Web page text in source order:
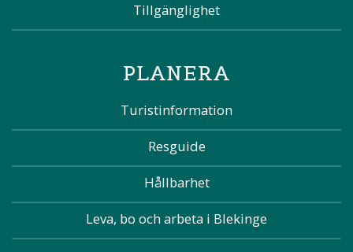
Tillgänglighet
PLANERA
Turistinformation
Resguide
Hållbarhet
Leva, bo och arbeta i Blekinge